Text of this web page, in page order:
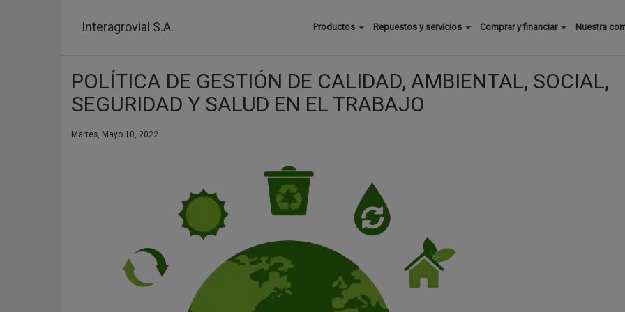
Interagrovial S.A. Buscar
Productos Repuestos y servicios Comprar y financiar Nuestra
POLÍTICA DE GESTIÓN DE CALIDAD, AMBIENTAL, SOCIAL,
SEGURIDAD Y SALUD EN EL TRABAJO
Martes, Mayo 10, 2022